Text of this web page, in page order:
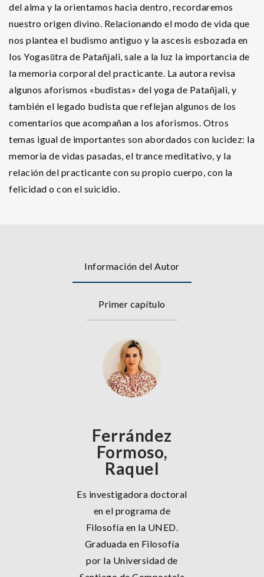
del alma y la orientamos hacia dentro, recordaremos
nuestro origen divino. Relacionando el modo de vida que
nos plantea el budismo antiguo y la ascesis esbozada en
los Yogasūtra de Patañjali, sale a la luz la importancia de
la memoria corporal del practicante. La autora revisa
algunos aforismos «budistas» del yoga de Patañjali, y
también el legado budista que reflejan algunos de los
comentarios que acompañan a los aforismos. Otros
temas igual de importantes son abordados con lucidez: la
memoria de vidas pasadas, el trance meditativo, y la
relación del practicante con su propio cuerpo, con la
felicidad o con el suicidio.
Información del Autor
Primer capítulo
Ferrández
Formoso,
Raquel
Es investigadora doctoral
en el programa de
Filosofía en la UNED.
Graduada en Filosofía
por la Universidad de